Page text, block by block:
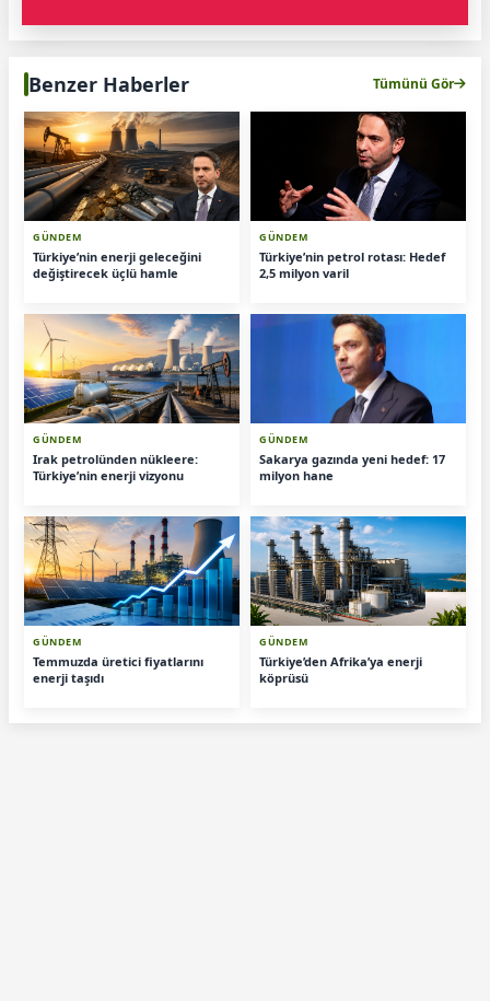
Benzer Haberler Tümünü Gör
GÜNDEM
Türkiye’nin enerji geleceğini
değiştirecek üçlü hamle
GÜNDEM
Türkiye’nin petrol rotası: Hedef
2,5 milyon varil
GÜNDEM
Irak petrolünden nükleere:
Türkiye’nin enerji vizyonu
GÜNDEM
Sakarya gazında yeni hedef: 17
milyon hane
GÜNDEM
Temmuzda üretici fiyatlarını
enerji taşıdı
GÜNDEM
Türkiye’den Afrika’ya enerji
köprüsü